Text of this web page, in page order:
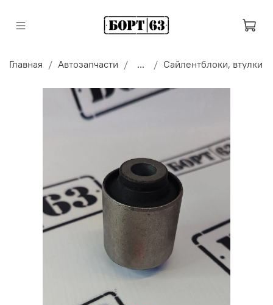
Главная Автозапчасти ... Сайлентблоки, втулки